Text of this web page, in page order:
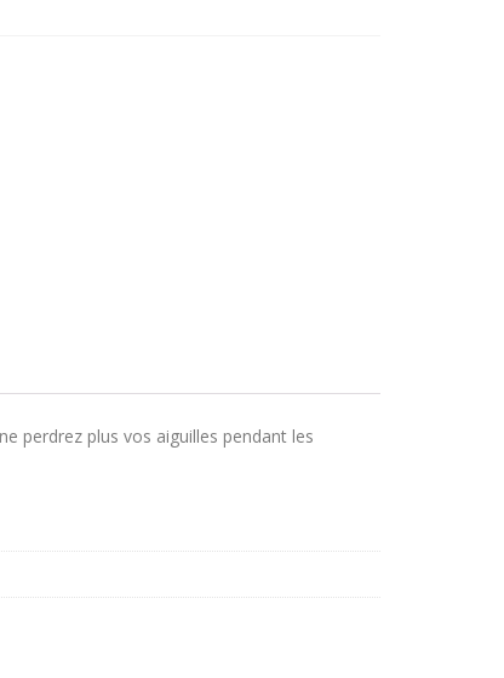
perdrez plus vos aiguilles pendant les